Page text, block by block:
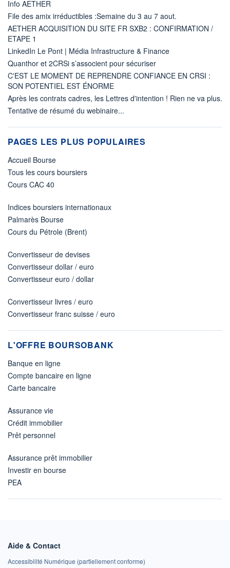
Info AETHER
File des amix irréductibles :Semaine du 3 au 7 aout.
AETHER ACQUISITION DU SITE FR SXB2 : CONFIRMATION /
ETAPE 1
LinkedIn Le Pont | Média Infrastructure & Finance
Quanthor et 2CRSi s’associent pour sécuriser
C'EST LE MOMENT DE REPRENDRE CONFIANCE EN CRSI :
SON POTENTIEL EST ÉNORME
Après les contrats cadres, les Lettres d'intention ! Rien ne va plus.
Tentative de résumé du webinaire...
PAGES LES PLUS POPULAIRES
Accueil Bourse
Tous les cours boursiers
Cours CAC 40
Indices boursiers internationaux
Palmarès Bourse
Cours du Pétrole (Brent)
Convertisseur de devises
Convertisseur dollar / euro
Convertisseur euro / dollar
Convertisseur livres / euro
Convertisseur franc suisse / euro
L'OFFRE BOURSOBANK
Banque en ligne
Compte bancaire en ligne
Carte bancaire
Assurance vie
Crédit immobilier
Prêt personnel
Assurance prêt immobilier
Investir en bourse
PEA
Aide & Contact
Accessibilité Numérique (partiellement conforme)